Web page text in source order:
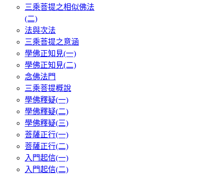
三乘菩提之相似佛法
(二)
法與次法
三乘菩提之意涵
學佛正知見(一)
學佛正知見(二)
念佛法門
三乘菩提概說
學佛釋疑(一)
學佛釋疑(二)
學佛釋疑(三)
菩薩正行(一)
菩薩正行(二)
入門起信(一)
入門起信(二)